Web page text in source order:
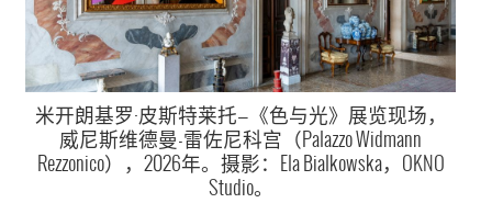
米开朗基罗·皮斯特莱托—《色与光》展览现场，
威尼斯维德曼-雷佐尼科宫（Palazzo Widmann
Rezzonico），2026年。摄影：Ela Bialkowska，OKNO
Studio。